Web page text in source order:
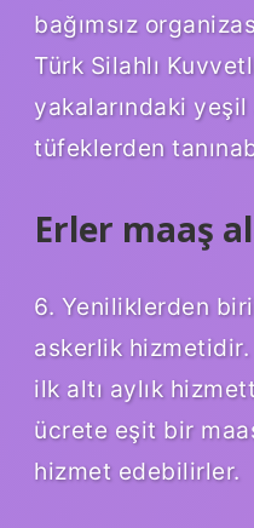
bağımsız
Türk Silahlı
yakalarındaki
tüfeklerden
Erler maaş
6. Yeniliklerden
askerlik
ilk altı aylık
ücrete eşit bir
hizmet edebilirler.